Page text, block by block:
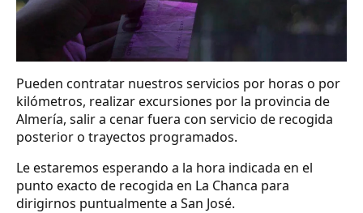
Pueden contratar nuestros servicios por horas o por
kilómetros, realizar excursiones por la provincia de
Almería, salir a cenar fuera con servicio de recogida
posterior o trayectos programados.
Le estaremos esperando a la hora indicada en el
punto exacto de recogida en La Chanca para
dirigirnos puntualmente a San José.